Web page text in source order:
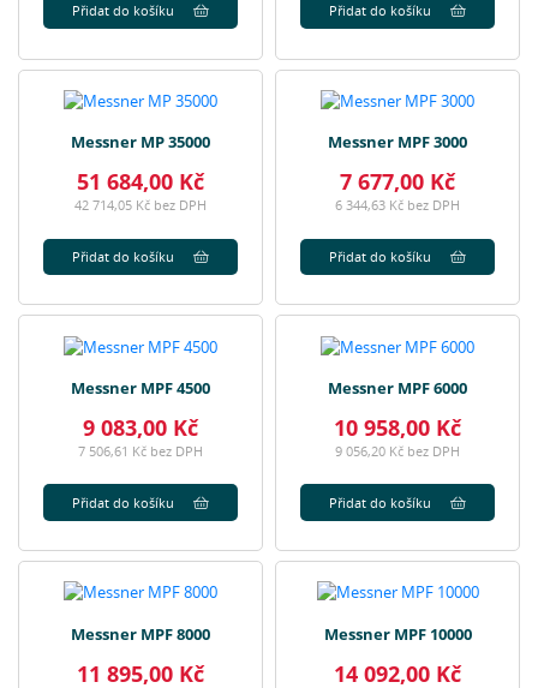
Přidat do košíku Přidat do košíku
Messner MP 35000
51 684,00 Kč
42 714,05 Kč bez DPH
Přidat do košíku
Messner MPF 3000
7 677,00 Kč
6 344,63 Kč bez DPH
Přidat do košíku
Messner MPF 4500
9 083,00 Kč
7 506,61 Kč bez DPH
Přidat do košíku
Messner MPF 6000
10 958,00 Kč
9 056,20 Kč bez DPH
Přidat do košíku
Messner MPF 8000
11 895,00 Kč
Messner MPF 10000
14 092,00 Kč